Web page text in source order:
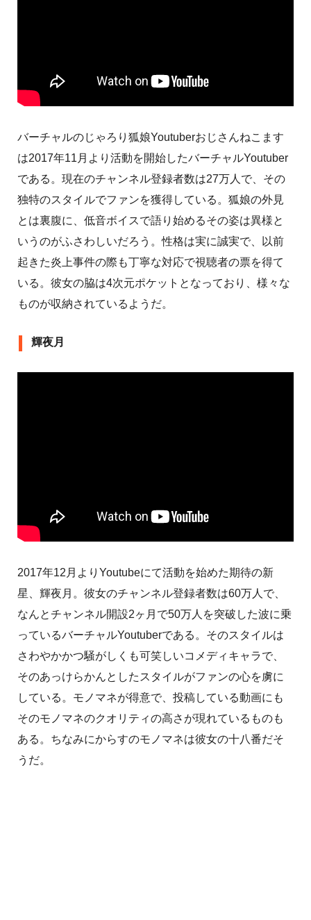
バーチャルのじゃろり狐娘Youtuberおじさんねこます
は2017年11月より活動を開始したバーチャルYoutuber
である。現在のチャンネル登録者数は27万人で、その
独特のスタイルでファンを獲得している。狐娘の外見
とは裏腹に、低音ボイスで語り始めるその姿は異様と
いうのがふさわしいだろう。性格は実に誠実で、以前
起きた炎上事件の際も丁寧な対応で視聴者の票を得て
いる。彼女の脇は4次元ポケットとなっており、様々な
ものが収納されているようだ。
輝夜月
2017年12月よりYoutubeにて活動を始めた期待の新
星、輝夜月。彼女のチャンネル登録者数は60万人で、
なんとチャンネル開設2ヶ月で50万人を突破した波に乗
っているバーチャルYoutuberである。そのスタイルは
さわやかかつ騒がしくも可笑しいコメディキャラで、
そのあっけらかんとしたスタイルがファンの心を虜に
している。モノマネが得意で、投稿している動画にも
そのモノマネのクオリティの高さが現れているものも
ある。ちなみにからすのモノマネは彼女の十八番だそ
うだ。